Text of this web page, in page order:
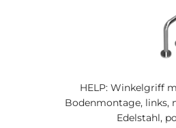
HELP: Winkelgriff
Bodenmontage, links,
Edelstahl,